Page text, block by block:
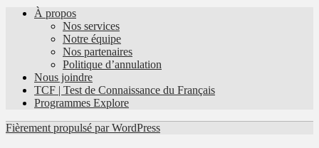
À propos
Nos services
Notre équipe
Nos partenaires
Politique d’annulation
Nous joindre
TCF | Test de Connaissance du Français
Programmes Explore
Fièrement propulsé par WordPress